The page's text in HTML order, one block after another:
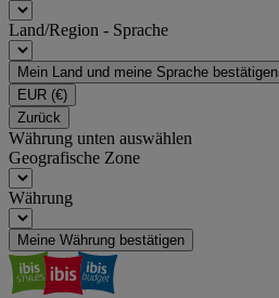
Land/Region - Sprache
Mein Land und meine Sprache bestätigen
EUR (€)
Zurück
Währung unten auswählen
Geografische Zone
Währung
Meine Währung bestätigen